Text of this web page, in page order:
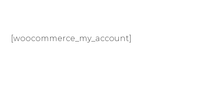
[woocommerce_my_account]